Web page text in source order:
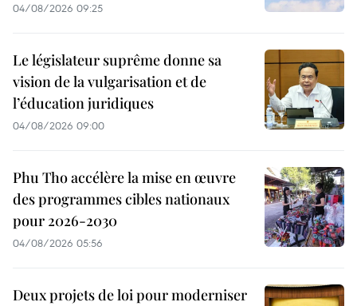
04/08/2026 09:25
Le législateur suprême donne sa
vision de la vulgarisation et de
l’éducation juridiques
04/08/2026 09:00
Phu Tho accélère la mise en œuvre
des programmes cibles nationaux
pour 2026-2030
04/08/2026 05:56
Deux projets de loi pour moderniser